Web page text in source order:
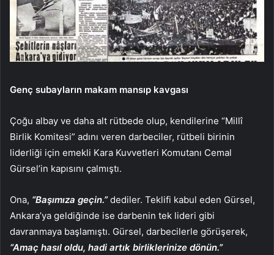
Genç subayların makam mansıp kavgası
Çoğu albay ve daha alt rütbede olup, kendilerine “Millî
Birlik Komitesi” adını veren darbeciler, rütbeli birinin
liderliği için emekli Kara Kuvvetleri Komutanı Cemal
Gürsel’in kapısını çalmıştı.
Ona, “Başımıza geçin.”dediler. Teklifi kabul eden Gürsel,
Ankara’ya geldiğinde ise darbenin tek lideri gibi
davranmaya başlamıştı. Gürsel, darbecilerle görüşerek,
“Amaç hasıl oldu, hadi artık birliklerinize dönün.”